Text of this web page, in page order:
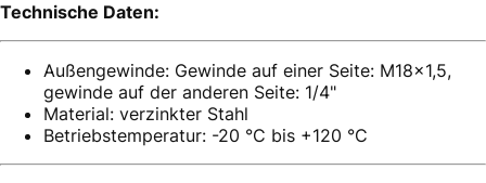
Technische Daten:
Außengewinde: Gewinde auf einer Seite: M18x1,5,
gewinde auf der anderen Seite: 1/4"
Material: verzinkter Stahl
Betriebstemperatur: -20 °C bis +120 °C